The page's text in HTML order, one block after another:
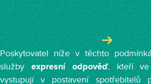
Poskytovatel níže v těchto
službyexpresní odpověď, kteří
vystupují v postavení spotřebitelů